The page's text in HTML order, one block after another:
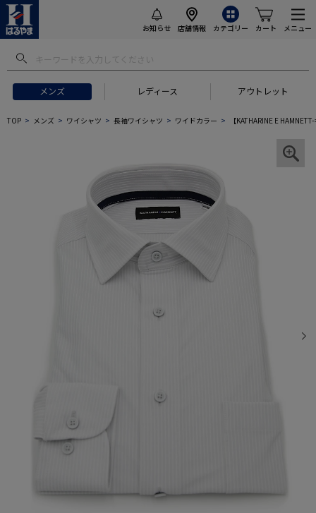
お知らせ 店舗情報 カテゴリー カート メニュー
メンズ レディース アウトレット
TOP メンズ ワイシャツ 長袖ワイシャツ ワイドカラー 【KATHARINE E